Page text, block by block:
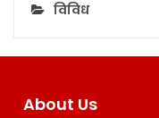
विविध
About Us